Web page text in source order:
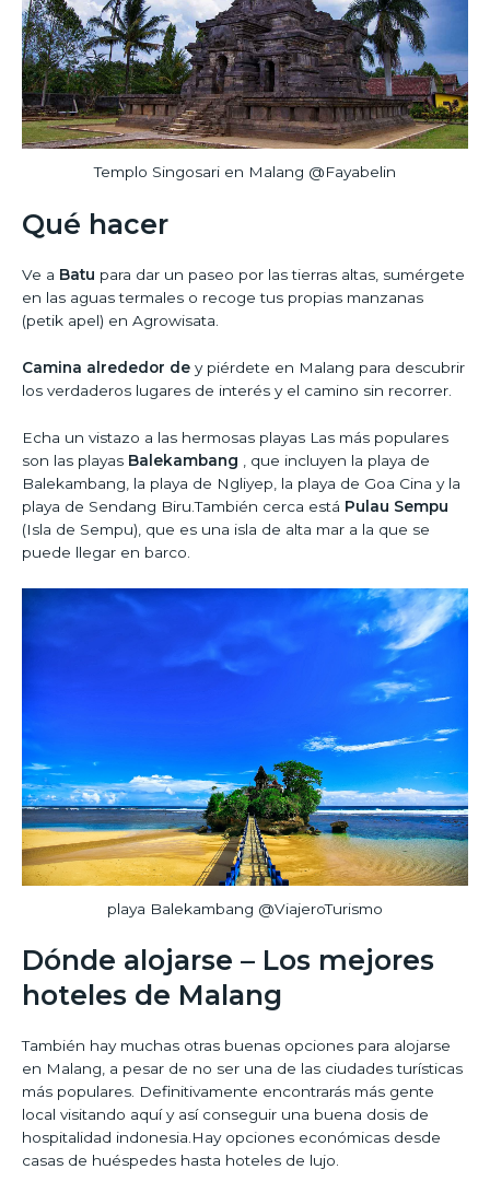
Templo Singosari en Malang @Fayabelin
Qué hacer
Ve a Batu para dar un paseo por las tierras altas, sumérgete
en las aguas termales o recoge tus propias manzanas
(petik apel) en Agrowisata.
Camina alrededor de y piérdete en Malang para descubrir
los verdaderos lugares de interés y el camino sin recorrer.
Echa un vistazo a las hermosas playas Las más populares
son las playas Balekambang
, que incluyen la playa de
Balekambang, la playa de Ngliyep, la playa de Goa Cina y la
playa de Sendang Biru.También cerca está Pulau Sempu
(Isla de Sempu), que es una isla de alta mar a la que se
puede llegar en barco.
playa Balekambang @ViajeroTurismo
Dónde alojarse – Los mejores
hoteles de Malang
También hay muchas otras buenas opciones para alojarse
en Malang, a pesar de no ser una de las ciudades turísticas
más populares. Definitivamente encontrarás más gente
local visitando aquí y así conseguir una buena dosis de
hospitalidad indonesia.Hay opciones económicas desde
casas de huéspedes hasta hoteles de lujo.